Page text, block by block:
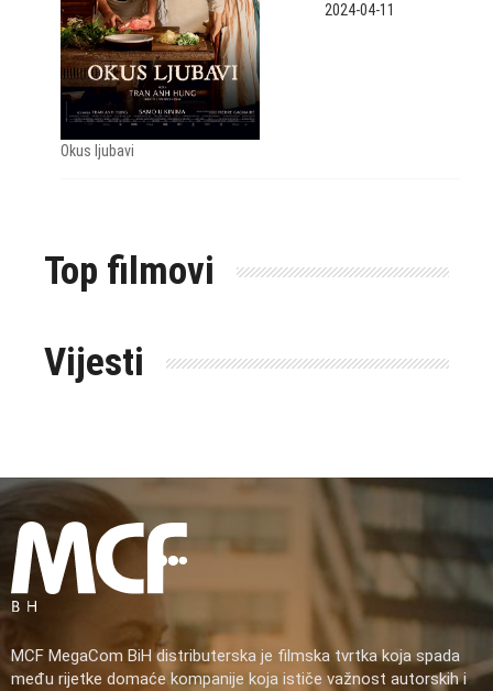
Okus ljubavi
2024-04-11
Top filmovi
Vijesti
MCF MegaCom BiH distributerska je filmska tvrtka koja spada
među rijetke domaće kompanije koja ističe važnost autorskih i